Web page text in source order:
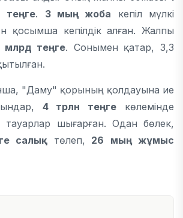
теңге. 3 мың жоба кепіл мүлкі
қосымша кепілдік алған. Жалпы
млрд теңге. Сонымен қатар, 3,3
"Даму" қорының қолдауына ие
4 трлн теңге көлемінде
тауарлар шығарған. Одан бөлек,
салықтөлеп, 26 мың жұмыс